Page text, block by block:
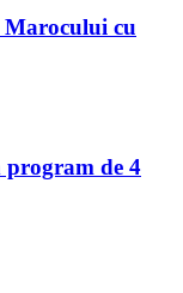
Marocului cu
de 4